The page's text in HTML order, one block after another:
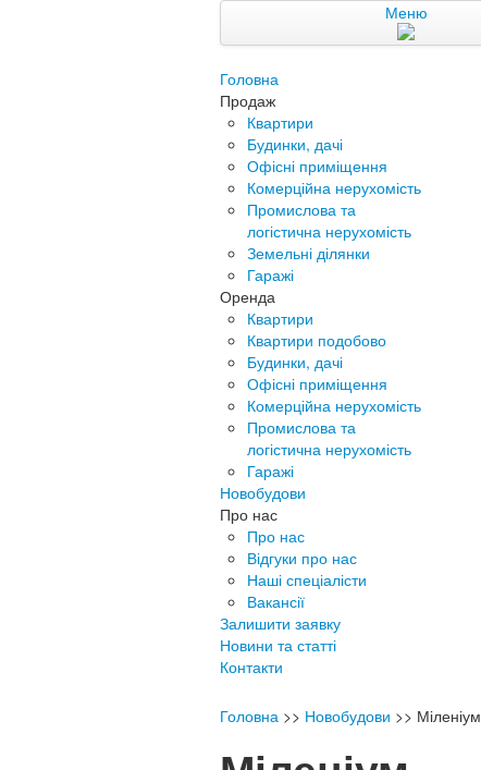
Меню
Головна
Продаж
Квартири
Будинки, дачі
Офісні приміщення
Комерційна нерухомість
Промислова та
логістична нерухомість
Земельні ділянки
Гаражі
Оренда
Квартири
Квартири подобово
Будинки, дачі
Офісні приміщення
Комерційна нерухомість
Промислова та
логістична нерухомість
Гаражі
Новобудови
Про нас
Про нас
Відгуки про нас
Наші спеціалісти
Вакансії
Залишити заявку
Новини та статті
Контакти
Головна >> Новобудови >> Міленіум